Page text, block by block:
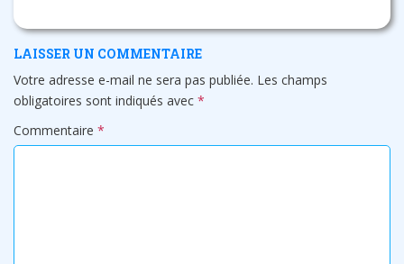
LAISSER UN COMMENTAIRE
Votre adresse e-mail ne sera pas publiée. Les champs
obligatoires sont indiqués avec *
Commentaire *